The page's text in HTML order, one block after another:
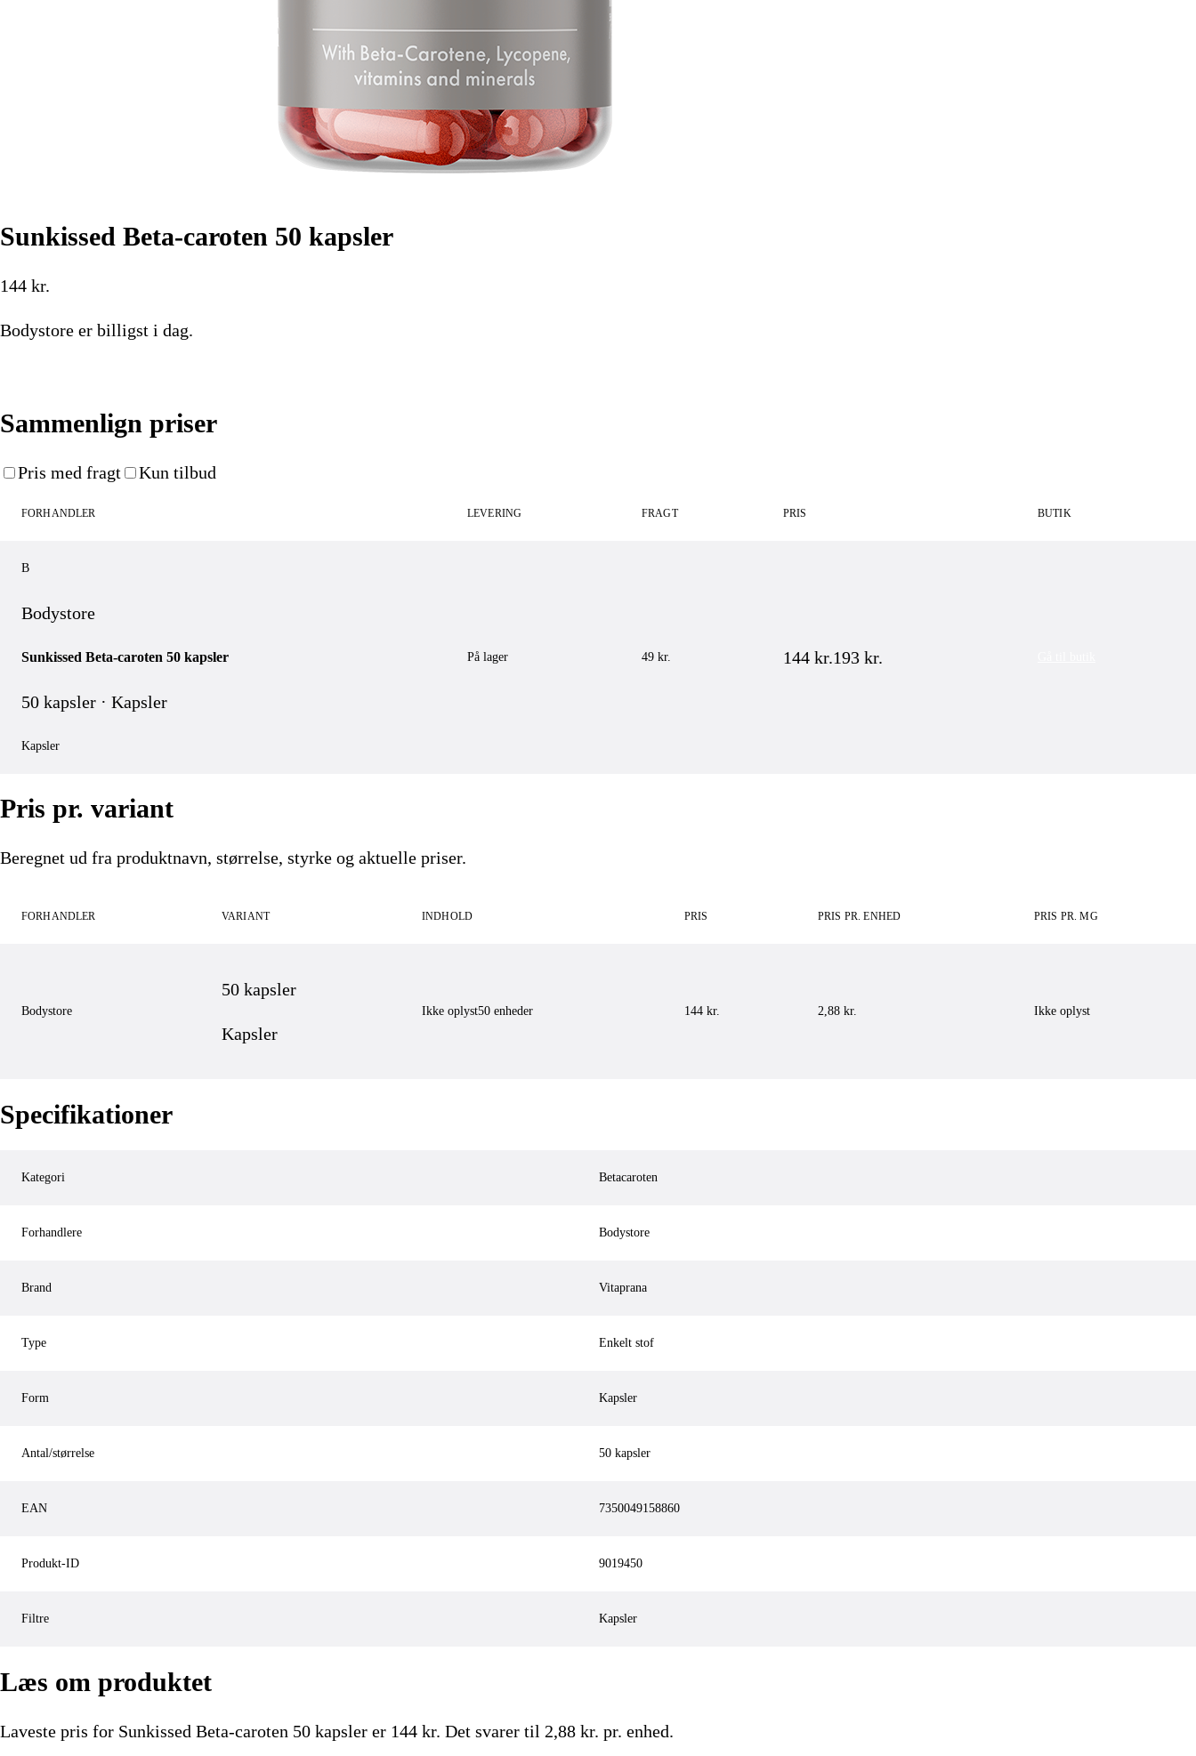
Sunkissed Beta-caroten 50 kapsler
144 kr.
Bodystore er billigst i dag.
Sammenlign priser
Pris med fragt Kun tilbud
FORHANDLER LEVERING FRAGT PRIS BUTIK
B
Bodystore
Sunkissed Beta-caroten 50 kapsler
50 kapsler · Kapsler
Kapsler
På lager 49 kr. 144 kr.193 kr.
Pris pr. variant
Beregnet ud fra produktnavn, størrelse, styrke og aktuelle priser.
FORHANDLER VARIANT INDHOLD PRIS PRIS PR. ENHED PRIS PR. MG
Bodystore
50 kapsler
Kapsler
Ikke oplyst50 enheder 144 kr. 2,88 kr. Ikke oplyst
Specifikationer
Kategori Betacaroten
Forhandlere Bodystore
Brand Vitaprana
Type Enkelt stof
Form Kapsler
Antal/størrelse 50 kapsler
EAN 7350049158860
Produkt-ID 9019450
Filtre Kapsler
Læs om produktet
Laveste pris for Sunkissed Beta-caroten 50 kapsler er 144 kr. Det svarer til 2,88 kr. pr. enhed.